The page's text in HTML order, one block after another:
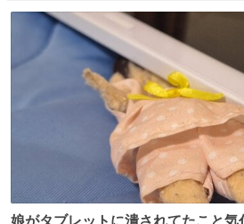
ト
数
数
娘がタブレットに潰されてたこと気